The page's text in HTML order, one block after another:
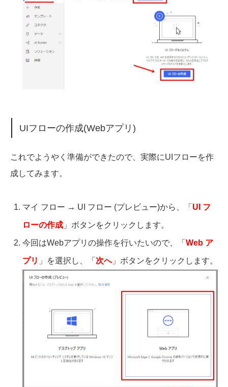
UIフローの作成(Webアプリ)
これでようやく準備ができたので、実際にUIフローを作
成してみます。
マイ フロー → UI フロー (プレビュー)から、「 UI フ
ローの作成 」ボタンをクリックします。
今回はWebアプリの操作を行いたいので、「 Web ア
プリ 」を選択し、「 次へ」ボタンをクリックします。